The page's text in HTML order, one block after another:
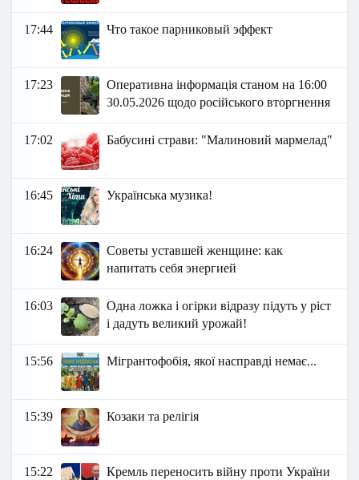
17:44 Что такое парниковый эффект
17:23
Оперативна інформація станом на 16:00
30.05.2026 щодо російського вторгнення
17:02 Бабусині страви: "Малиновий мармелад"
16:45 Українська музика!
16:24
Советы уставшей женщине: как
напитать себя энергией
16:03
Одна ложка і огірки відразу підуть у ріст
і дадуть великий урожай!
15:56 Мігрантофобія, якої насправді немає...
15:39 Козаки та релігія
15:22
Кремль переносить війну проти України